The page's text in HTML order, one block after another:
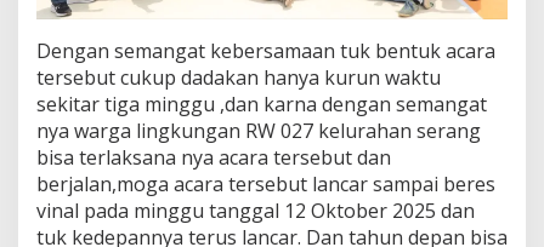
Dengan semangat kebersamaan tuk bentuk acara
tersebut cukup dadakan hanya kurun waktu
sekitar tiga minggu ,dan karna dengan semangat
nya warga lingkungan RW 027 kelurahan serang
bisa terlaksana nya acara tersebut dan
berjalan,moga acara tersebut lancar sampai beres
vinal pada minggu tanggal 12 Oktober 2025 dan
tuk kedepannya terus lancar. Dan tahun depan bisa